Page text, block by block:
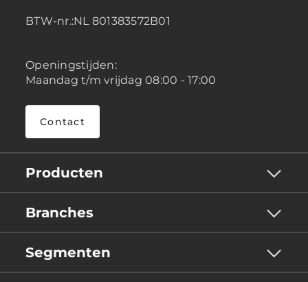
BTW-nr.:NL 801383572B01
Openingstijden:
Maandag t/m vrijdag 08:00 - 17:00
Contact
Producten
Branches
Segmenten